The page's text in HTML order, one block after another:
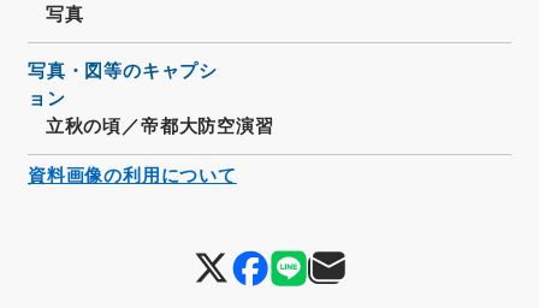
写真
写真・図等のキャプシ
ョン
立秋の頃／帝都大防空演習
資料画像の利用について